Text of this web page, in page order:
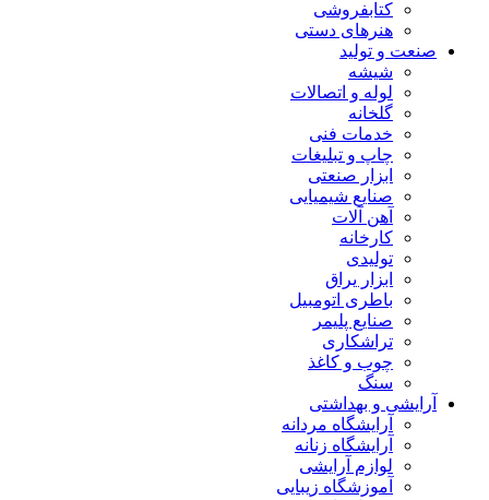
کتابفروشی
هنرهای دستی
صنعت و تولید
شیشه
لوله و اتصالات
گلخانه
خدمات فنی
چاپ و تبلیغات
ابزار صنعتی
صنایع شیمیایی
آهن آلات
کارخانه
تولیدی
ابزار یراق
باطری اتومبیل
صنایع پلیمر
تراشکاری
چوب و کاغذ
سنگ
آرایشی و بهداشتی
آرایشگاه مردانه
آرایشگاه زنانه
لوازم آرایشی
آموزشگاه زیبایی